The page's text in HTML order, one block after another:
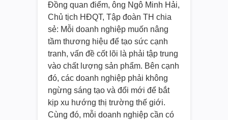
Đồng quan điểm, ông Ngô Minh Hải,
Chủ tịch HĐQT, Tập đoàn TH chia
sẻ: Mỗi doanh nghiệp muốn nâng
tầm thương hiệu để tạo sức cạnh
tranh, vấn đề cốt lõi là phải tập trung
vào chất lượng sản phẩm. Bên cạnh
đó, các doanh nghiệp phải không
ngừng sáng tạo và đổi mới để bắt
kịp xu hướng thị trường thế giới.
Cùng đó, mỗi doanh nghiệp cần có